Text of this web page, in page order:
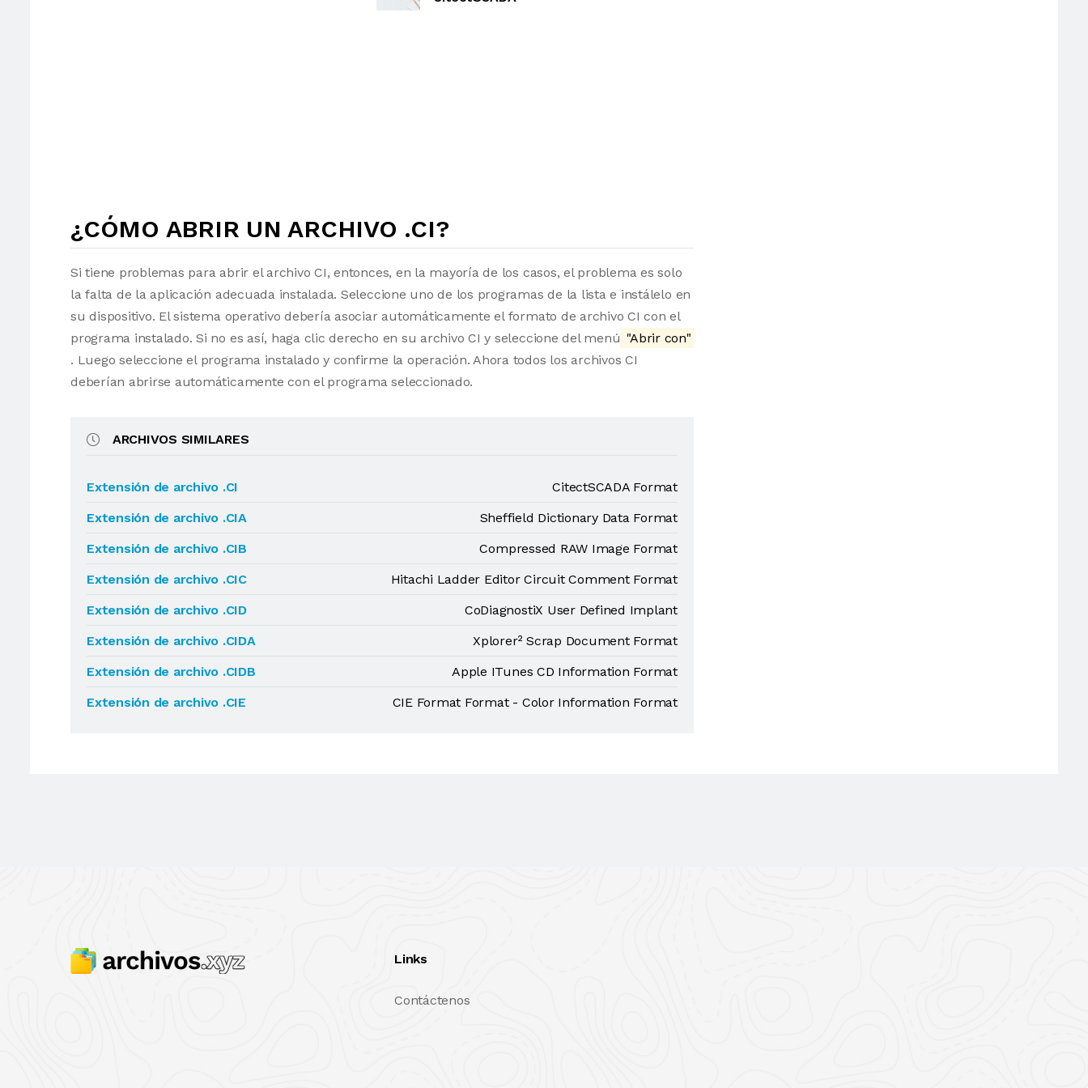
¿CÓMO ABRIR UN ARCHIVO .CI?
Si tiene problemas para abrir el archivo CI, entonces, en la mayoría de los casos, el problema es solo
la falta de la aplicación adecuada instalada. Seleccione uno de los programas de la lista e instálelo en
su dispositivo. El sistema operativo debería asociar automáticamente el formato de archivo CI con el
programa instalado. Si no es así, haga clic derecho en su archivo CI y seleccione del menú "Abrir con"
. Luego seleccione el programa instalado y confirme la operación. Ahora todos los archivos CI
deberían abrirse automáticamente con el programa seleccionado.
ARCHIVOS SIMILARES
Extensión de archivo .CI
CitectSCADA Format
Extensión de archivo .CIA
Sheffield Dictionary Data Format
Extensión de archivo .CIB
Compressed RAW Image Format
Extensión de archivo .CIC
Hitachi Ladder Editor Circuit Comment Format
Extensión de archivo .CID
CoDiagnostiX User Defined Implant
Extensión de archivo .CIDA
Xplorer² Scrap Document Format
Extensión de archivo .CIDB
Apple ITunes CD Information Format
Extensión de archivo .CIE
CIE Format Format - Color Information Format
Links
Contáctenos